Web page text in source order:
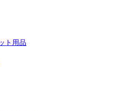
ト用品